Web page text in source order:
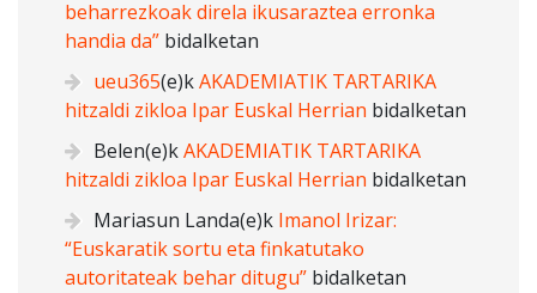
beharrezkoak direla ikusaraztea erronka
handia da” bidalketan
ueu365(e)kAKADEMIATIK TARTARIKA
hitzaldi zikloa Ipar Euskal Herrian bidalketan
Belen(e)kAKADEMIATIK TARTARIKA
hitzaldi zikloa Ipar Euskal Herrian bidalketan
Mariasun Landa(e)k Imanol Irizar:
“Euskaratik sortu eta finkatutako
autoritateak behar ditugu” bidalketan